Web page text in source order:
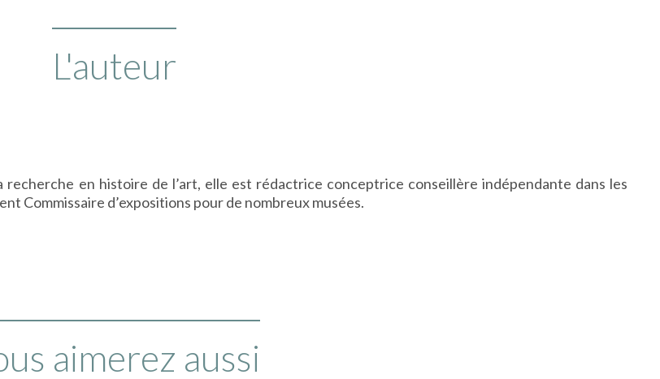
L'auteur
en histoire de l’art, elle est rédactrice conceptrice conseillère indépendante dans les
Commissaire d’expositions pour de nombreux musées.
aimerez aussi